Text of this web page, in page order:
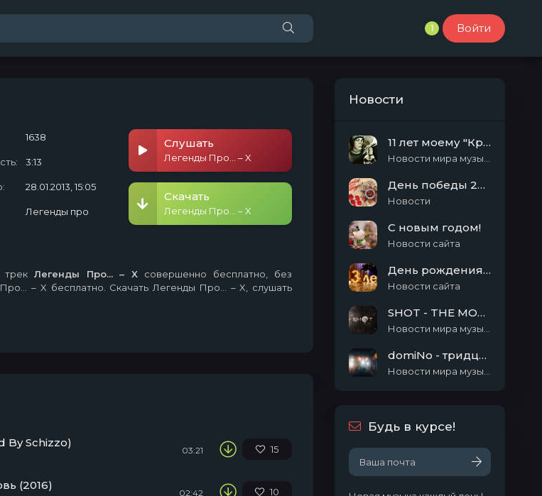
1 Войти
1638
3:13
28.01.2013, 15:05
Легенды про
Слушать
Легенды Про... – X
Скачать
Легенды Про... – X
трек Легенды Про... – X совершенно бесплатно, без
– X бесплатно. Скачать Легенды Про... – X, слушать
Schizzo)
03:21 15
(2016)
02:42 10
Новости
11 лет моему "Кролику"
День победы 2025!
Новости
С новым годом!
Новости сайта
День рождения сайта SHOT-MUSIC.ru
Новости сайта
SHOT - THE MOON EP (2014)
domiNo - тридцать семь
Будь в курсе!